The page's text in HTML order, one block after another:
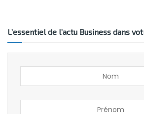
L’essentiel de l’actu Business dans